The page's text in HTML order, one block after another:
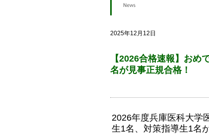
2025年12月12日
【2026合格速報】おめ
名が見事正規合格！
2026年度兵庫医科大学
生1名、対策指導生1名